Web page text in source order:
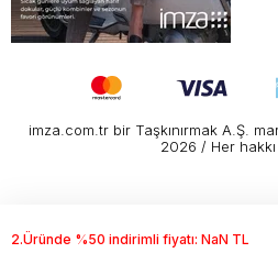
imza.com.tr bir Taşkınırmak A.Ş.
2026 / Her hakkı
2.Üründe %50 indirimli fiyatı: NaN TL